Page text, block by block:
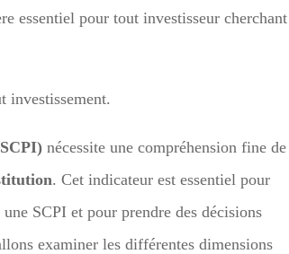
essentiel pour tout investisseur cherchant
investissement.
nécessite une compréhension fine de
. Cet indicateur est essentiel pour
SCPI et pour prendre des décisions
examiner les différentes dimensions